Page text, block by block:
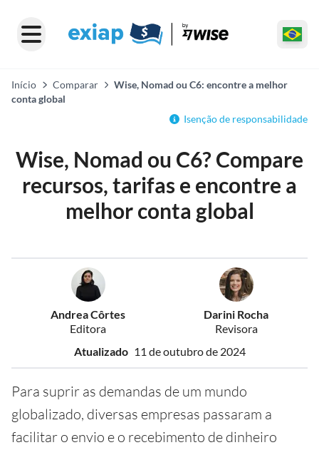
Início Comparar
Wise, Nomad ou C6: encontre a melhor
conta global
Isenção de responsabilidade
Wise, Nomad ou C6? Compare
recursos, tarifas e encontre a
melhor conta global
Andrea Côrtes
Editora
Darini Rocha
Revisora
Atualizado 11 de outubro de 2024
Para suprir as demandas de um mundo
globalizado, diversas empresas passaram a
facilitar o envio e o recebimento de dinheiro